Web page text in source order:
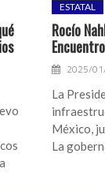
ESTATAL
Rocío
2025/
La
México,
La